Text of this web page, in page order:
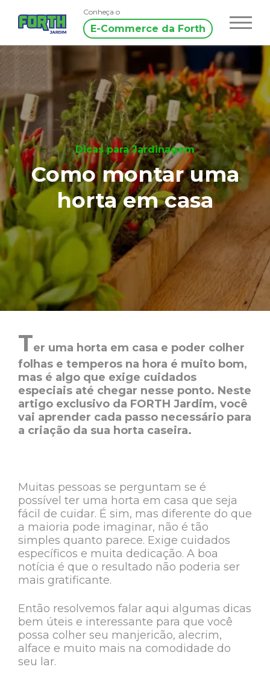
Conheça o
E-Commerce da Forth
Dicas para Jardinagem
Como montar uma
horta em casa
Ter uma horta em casa e poder colher
folhas e temperos na hora é muito bom,
mas é algo que exige cuidados
especiais até chegar nesse ponto. Neste
artigo exclusivo da FORTH Jardim, você
vai aprender cada passo necessário para
a criação da sua horta caseira.
Muitas pessoas se perguntam se é
possível ter uma horta em casa que seja
fácil de cuidar. É sim, mas diferente do que
a maioria pode imaginar, não é tão
simples quanto parece. Exige cuidados
específicos e muita dedicação. A boa
notícia é que o resultado não poderia ser
mais gratificante.
Então resolvemos falar aqui algumas dicas
bem úteis e interessante para que você
possa colher seu manjericão, alecrim,
alface e muito mais na comodidade do
seu lar.